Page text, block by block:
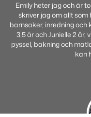
Emily heter jag och är
skriver jag om allt
barnsaker, inredning och
3,5 år och Junielle 2 år,
pyssel, bakning och
kan